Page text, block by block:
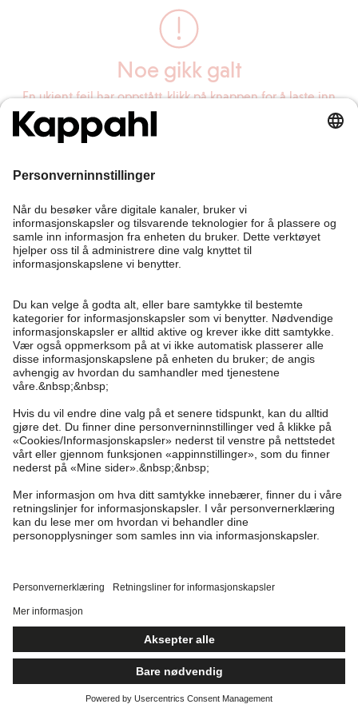
Noe gikk galt
En ukjent feil har oppstått, klikk på knappen for å laste inn
siden på nytt.